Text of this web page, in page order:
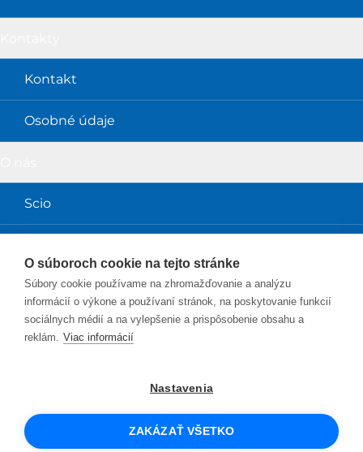
Kontakt
Osobné údaje
Scio
Magazín a prednášky
Magazín Perpetuum
O súboroch cookie na tejto stránke
Súbory cookie používame na zhromažďovanie a analýzu
informácií o výkone a používaní stránok, na poskytovanie funkcií
sociálnych médií a na vylepšenie a prispôsobenie obsahu a
reklám. Viac informácií
Nastavenia
ZAKÁZAŤ VŠETKO